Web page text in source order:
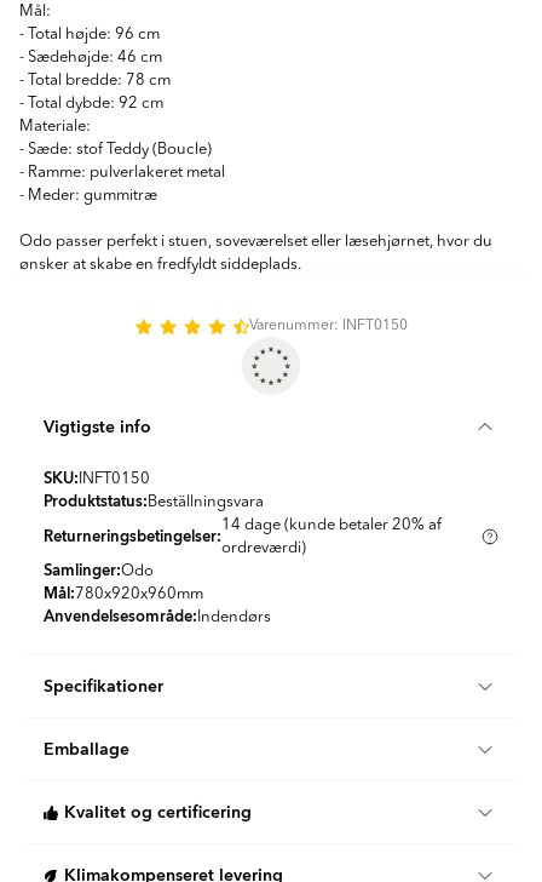
Mål:
- Total højde: 96 cm
- Sædehøjde: 46 cm
- Total bredde: 78 cm
- Total dybde: 92 cm
Materiale:
- Sæde: stof Teddy (Boucle)
- Ramme: pulverlakeret metal
- Meder: gummitræ
Odo passer perfekt i stuen, soveværelset eller læsehjørnet, hvor du
ønsker at skabe en fredfyldt siddeplads.
Varenummer: INFT0150
Vigtigste info
SKU: INFT0150
Produktstatus: Beställningsvara
Returneringsbetingelser:14 dage (kunde betaler 20% af
ordreværdi)
Samlinger:Odo
Mål:780x920x960mm
Anvendelsesområde: Indendørs
Specifikationer
Produktmateriale:
Farve: Beige
Emballage
Stk/boks:
KG per Kasse:15
Kvalitet og certificering
Klimakompenseret levering